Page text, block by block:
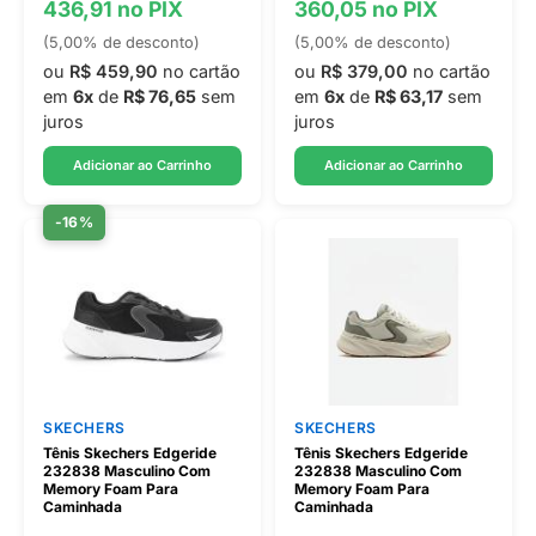
436,91 no PIX
(5,00% de desconto)
ou R$ 459,90 no cartão
em 6x de R$ 76,65 sem
juros
Adicionar ao Carrinho
360,05 no PIX
(5,00% de desconto)
ou R$ 379,00 no cartão
em 6x de R$ 63,17 sem
juros
Adicionar ao Carrinho
-16%
SKECHERS
Tênis Skechers Edgeride
232838 Masculino Com
Memory Foam Para
Caminhada
SKECHERS
Tênis Skechers Edgeride
232838 Masculino Com
Memory Foam Para
Caminhada